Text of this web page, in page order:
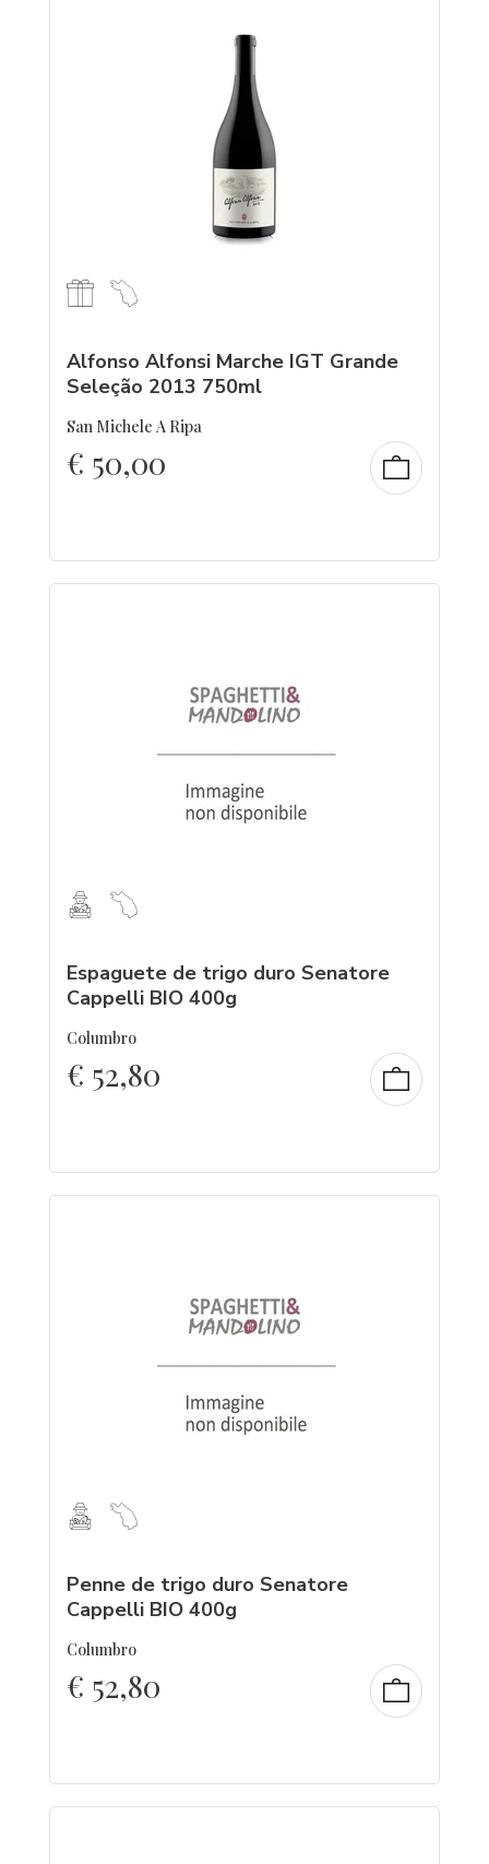
Alfonso Alfonsi Marche IGT Grande
Seleção 2013 750ml
San Michele A Ripa
€ 50,00
Espaguete de trigo duro Senatore
Cappelli BIO 400g
Columbro
€ 52,80
Penne de trigo duro Senatore
Cappelli BIO 400g
Columbro
€ 52,80